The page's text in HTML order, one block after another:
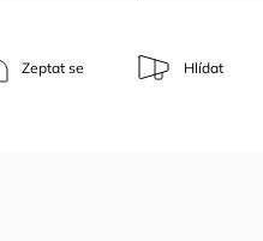
Zeptat se Hlídat